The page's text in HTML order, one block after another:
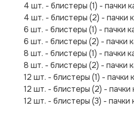
4 шт. - блистеры (1) - пачки
4 шт. - блистеры (2) - пачки
6 шт. - блистеры (1) - пачки
6 шт. - блистеры (2) - пачки
8 шт. - блистеры (1) - пачки
8 шт. - блистеры (2) - пачки
12 шт. - блистеры (1) - пачки
12 шт. - блистеры (2) - пачки
12 шт. - блистеры (3) - пачки